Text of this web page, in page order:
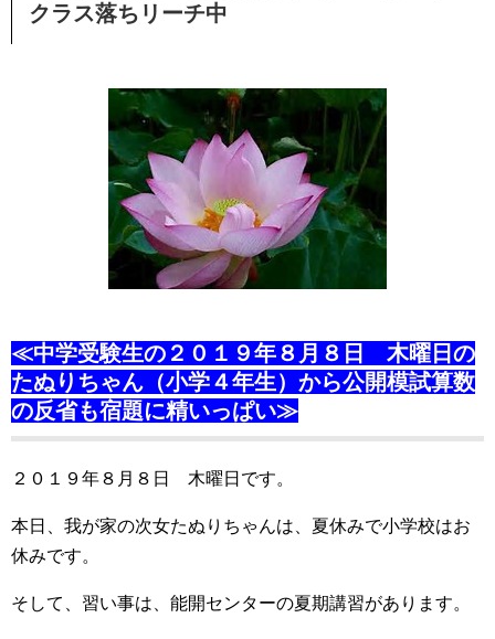
クラス落ちリーチ中
≪中学受験生の２０１９年８月８日 木曜日の
たぬりちゃん（小学４年生）から公開模試算数
の反省も宿題に精いっぱい≫
２０１９年８月８日 木曜日です。
本日、我が家の次女たぬりちゃんは、夏休みで小学校はお
休みです。
そして、習い事は、能開センターの夏期講習があります。